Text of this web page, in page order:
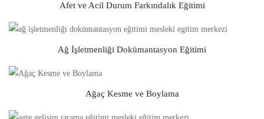
Afet ve Acil Durum Farkındalık Eğitimi
Ağ İşletmenliği Dokümantasyon Eğitimi
Ağaç Kesme ve Boylama